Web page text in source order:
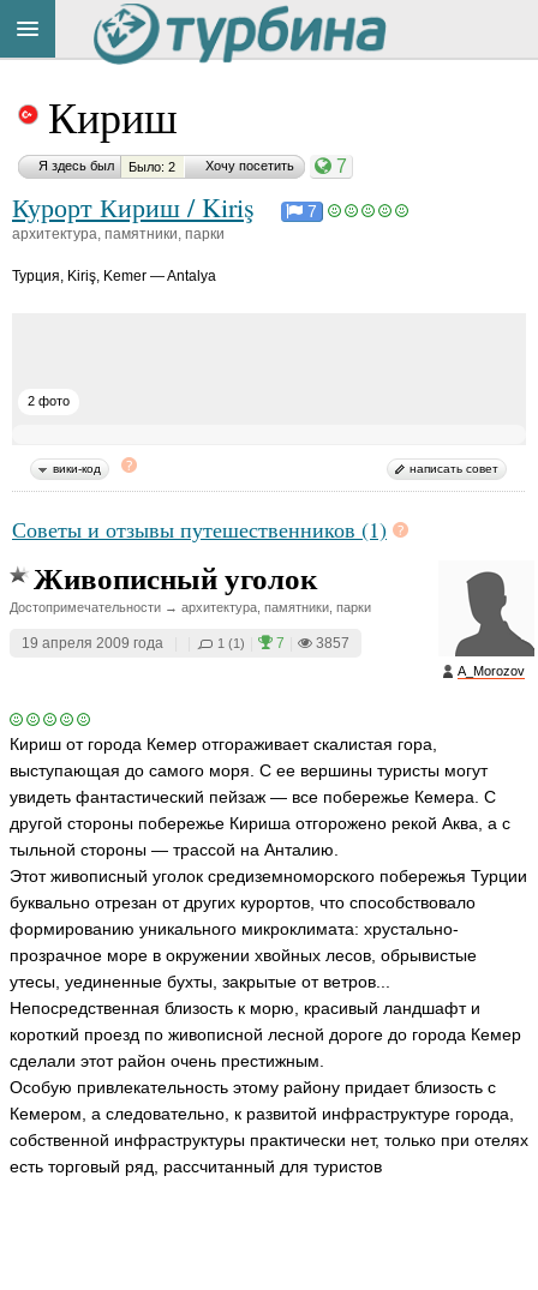
Кириш
Я здесь был Было: 2 Хочу посетить 7
Курорт Кириш / Kiriş 7
архитектура, памятники, парки
Турция, Kiriş, Kemer — Antalya
2 фото
вики-код написать совет
Советы и отзывы путешественников (1)
A_Morozov
Живописный уголок
Н
и
о
н
в
D
ni
o
Достопримечательности → архитектура, памятники, парки
19 апреля 2009 года 1 (1) 7 3857
Кириш от города Кемер отгораживает скалистая гора,
выступающая до самого моря. С ее вершины туристы могут
увидеть фантастический пейзаж — все побережье Кемера. С
другой стороны побережье Кириша отгорожено рекой Аква, а с
тыльной стороны — трассой на Анталию.
Этот живописный уголок средиземноморского побережья Турции
буквально отрезан от других курортов, что способствовало
формированию уникального микроклимата: хрустально-
прозрачное море в окружении хвойных лесов, обрывистые
утесы, уединенные бухты, закрытые от ветров...
Непосредственная близость к морю, красивый ландшафт и
короткий проезд по живописной лесной дороге до города Кемер
сделали этот район очень престижным.
Особую привлекательность этому району придает близость с
Кемером, а следовательно, к развитой инфраструктуре города,
собственной инфраструктуры практически нет, только при отелях
есть торговый ряд, рассчитанный для туристов
на
сайте: